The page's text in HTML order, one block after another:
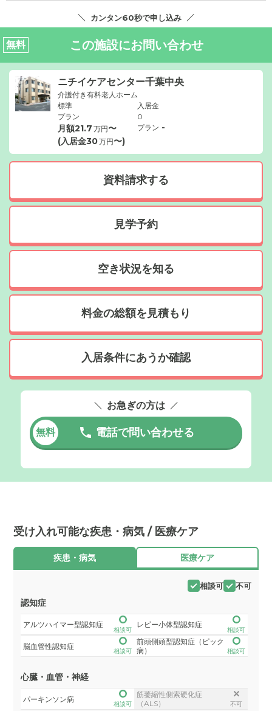
カンタン60秒で申し込み
無料 この施設にお問い合わせ
ニチイケアセンター千葉中央
介護付き有料老人ホーム
標準
プラン
月額21.7 万円〜
(入居金30万円〜)
入居金
0
プラン -
資料請求する
見学予約
空き状況を知る
料金の総額を見積もり
入居条件にあうか確認
お急ぎの方は
無料 電話で問い合わせる
受け入れ可能な疾患・病気 / 医療ケア
疾患・病気 医療ケア
相談可 不可
認知症
アルツハイマー型認知症
相談可
レビー小体型認知症
相談可
脳血管性認知症
相談可
前頭側頭型認知症（ピック
病）
相談可
心臓・血管・神経
パーキンソン病
相談可
筋萎縮性側索硬化症
（ALS）
不可